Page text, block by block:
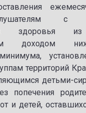
с
здоровья
доходом
территорий
детьми-
попечения
и детей,